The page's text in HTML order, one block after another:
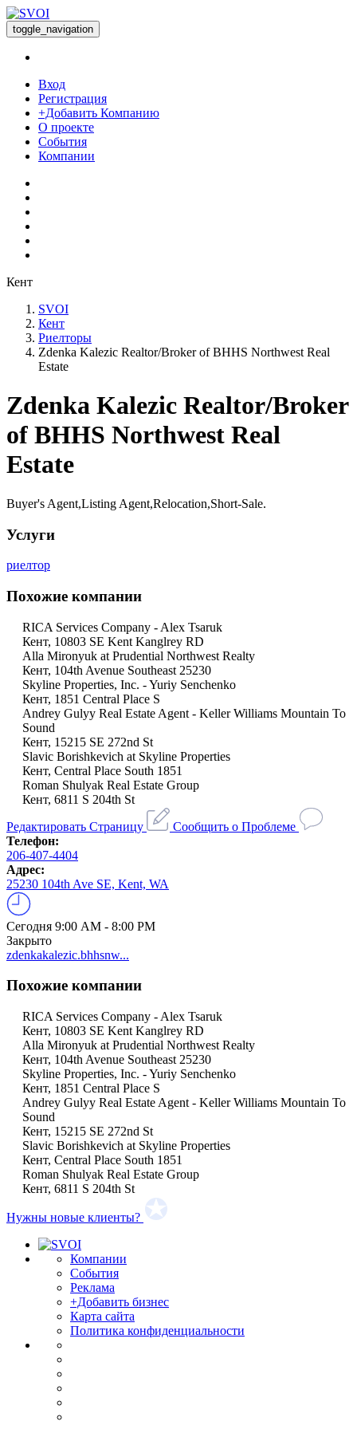
toggle_navigation
Вход
Регистрация
+Добавить Компанию
О проекте
События
Компании
Кент
SVOI
Кент
Риелторы
Zdenka Kalezic Realtor/Broker of BHHS Northwest Real
Estate
Zdenka Kalezic Realtor/Broker
of BHHS Northwest Real
Estate
Buyer's Agent,Listing Agent,Relocation,Short-Sale.
Услуги
риелтор
Похожие компании
RICA Services Company - Alex Tsaruk
Кент, 10803 SE Kent Kanglrey RD
Alla Mironyuk at Prudential Northwest Realty
Кент, 104th Avenue Southeast 25230
Skyline Properties, Inc. - Yuriy Senchenko
Кент, 1851 Central Place S
Andrey Gulyy Real Estate Agent - Keller Williams Mountain To
Sound
Кент, 15215 SE 272nd St
Slavic Borishkevich at Skyline Properties
Кент, Central Place South 1851
Roman Shulyak Real Estate Group
Кент, 6811 S 204th St
Редактировать Страницу
Сообщить о Проблеме
Телефон:
206-407-4404
Адрес:
25230 104th Ave SE, Kent, WA
Сегодня 9:00 AM - 8:00 PM
Закрыто
zdenkakalezic.bhhsnw...
Похожие компании
RICA Services Company - Alex Tsaruk
Кент, 10803 SE Kent Kanglrey RD
Alla Mironyuk at Prudential Northwest Realty
Кент, 104th Avenue Southeast 25230
Skyline Properties, Inc. - Yuriy Senchenko
Кент, 1851 Central Place S
Andrey Gulyy Real Estate Agent - Keller Williams Mountain To
Sound
Кент, 15215 SE 272nd St
Slavic Borishkevich at Skyline Properties
Кент, Central Place South 1851
Roman Shulyak Real Estate Group
Кент, 6811 S 204th St
Нужны новые клиенты?
Компании
События
Реклама
+Добавить бизнес
Карта сайта
Политика конфиденциальности